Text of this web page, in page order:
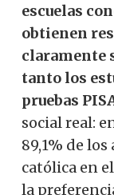
escuelas
obtienen
claramente
tanto los
pruebas
social real:
89,1% de
católica en
la